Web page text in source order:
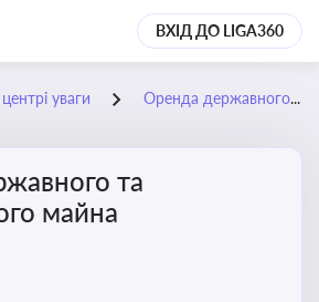
ВХІД ДО LIGA360
уваги Оренда державного та комунального майна
та
майна